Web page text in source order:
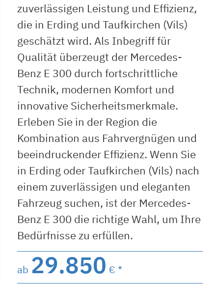
zuverlässigen Leistung und Effizienz,
die in Erding und Taufkirchen (Vils)
geschätzt wird. Als Inbegriff für
Qualität überzeugt der Mercedes-
Benz E 300 durch fortschrittliche
Technik, modernen Komfort und
innovative Sicherheitsmerkmale.
Erleben Sie in der Region die
Kombination aus Fahrvergnügen und
beeindruckender Effizienz. Wenn Sie
in Erding oder Taufkirchen (Vils) nach
einem zuverlässigen und eleganten
Fahrzeug suchen, ist der Mercedes-
Benz E 300 die richtige Wahl, um Ihre
Bedürfnisse zu erfüllen.
ab 29.850 € *